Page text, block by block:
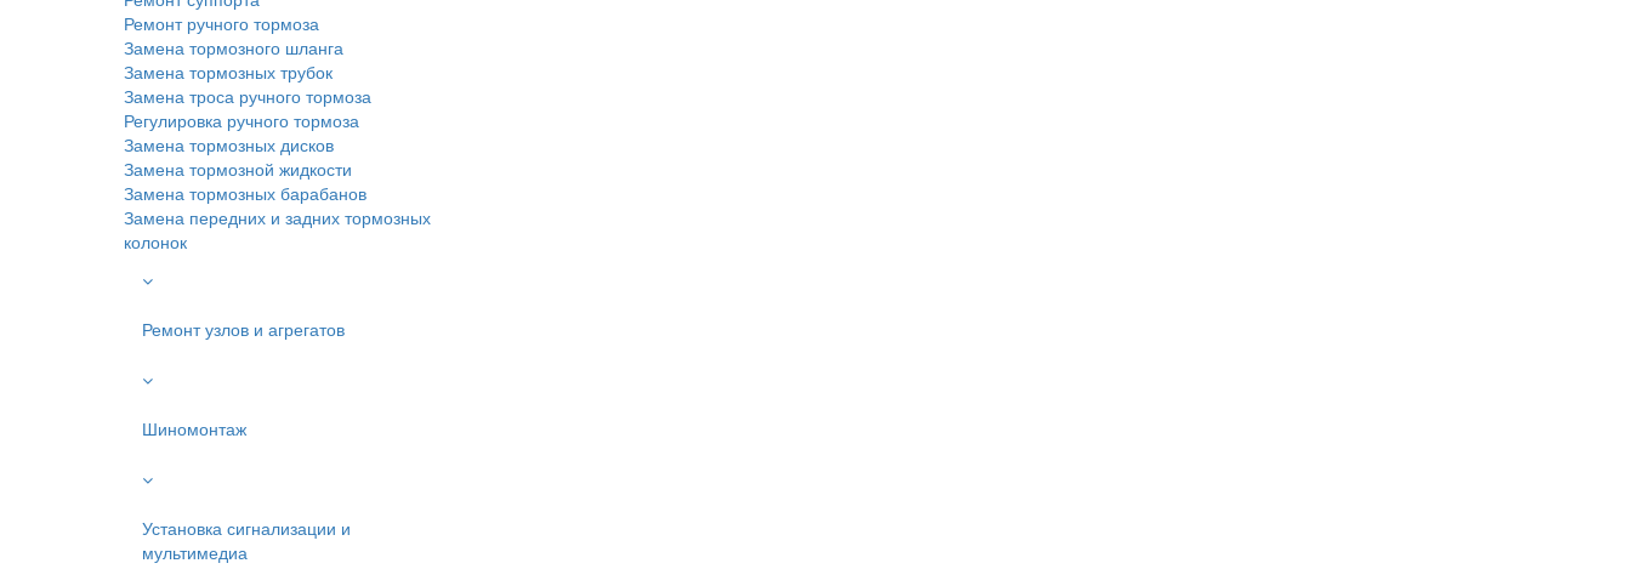
Ремонт ручного тормоза
Замена тормозного шланга
Замена тормозных трубок
Замена троса ручного тормоза
Регулировка ручного тормоза
Замена тормозных дисков
Замена тормозной жидкости
Замена тормозных барабанов
Замена передних и задних тормозных
колонок
Ремонт узлов и агрегатов
Шиномонтаж
Установка сигнализации и
мультимедиа